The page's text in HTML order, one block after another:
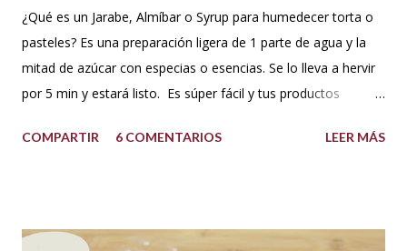
¿Qué es un Jarabe, Almíbar o Syrup para humedecer torta o
pasteles? Es una preparación ligera de 1 parte de agua y la
mitad de azúcar con especias o esencias. Se lo lleva a hervir
por 5 min y estará listo. Es súper fácil y tus productos
USOS: Siempre que hacemos una torta cubierta
porque el producto estaba muy seco al salir del horno o
COMPARTIR 6 COMENTARIOS LEER MÁS